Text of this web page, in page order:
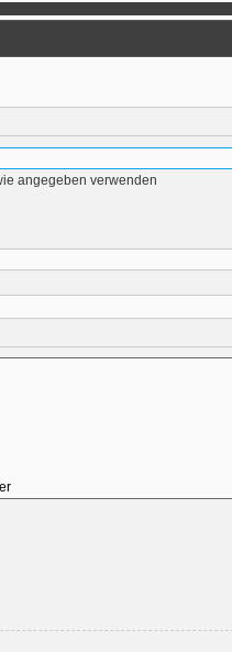
angegeben verwenden